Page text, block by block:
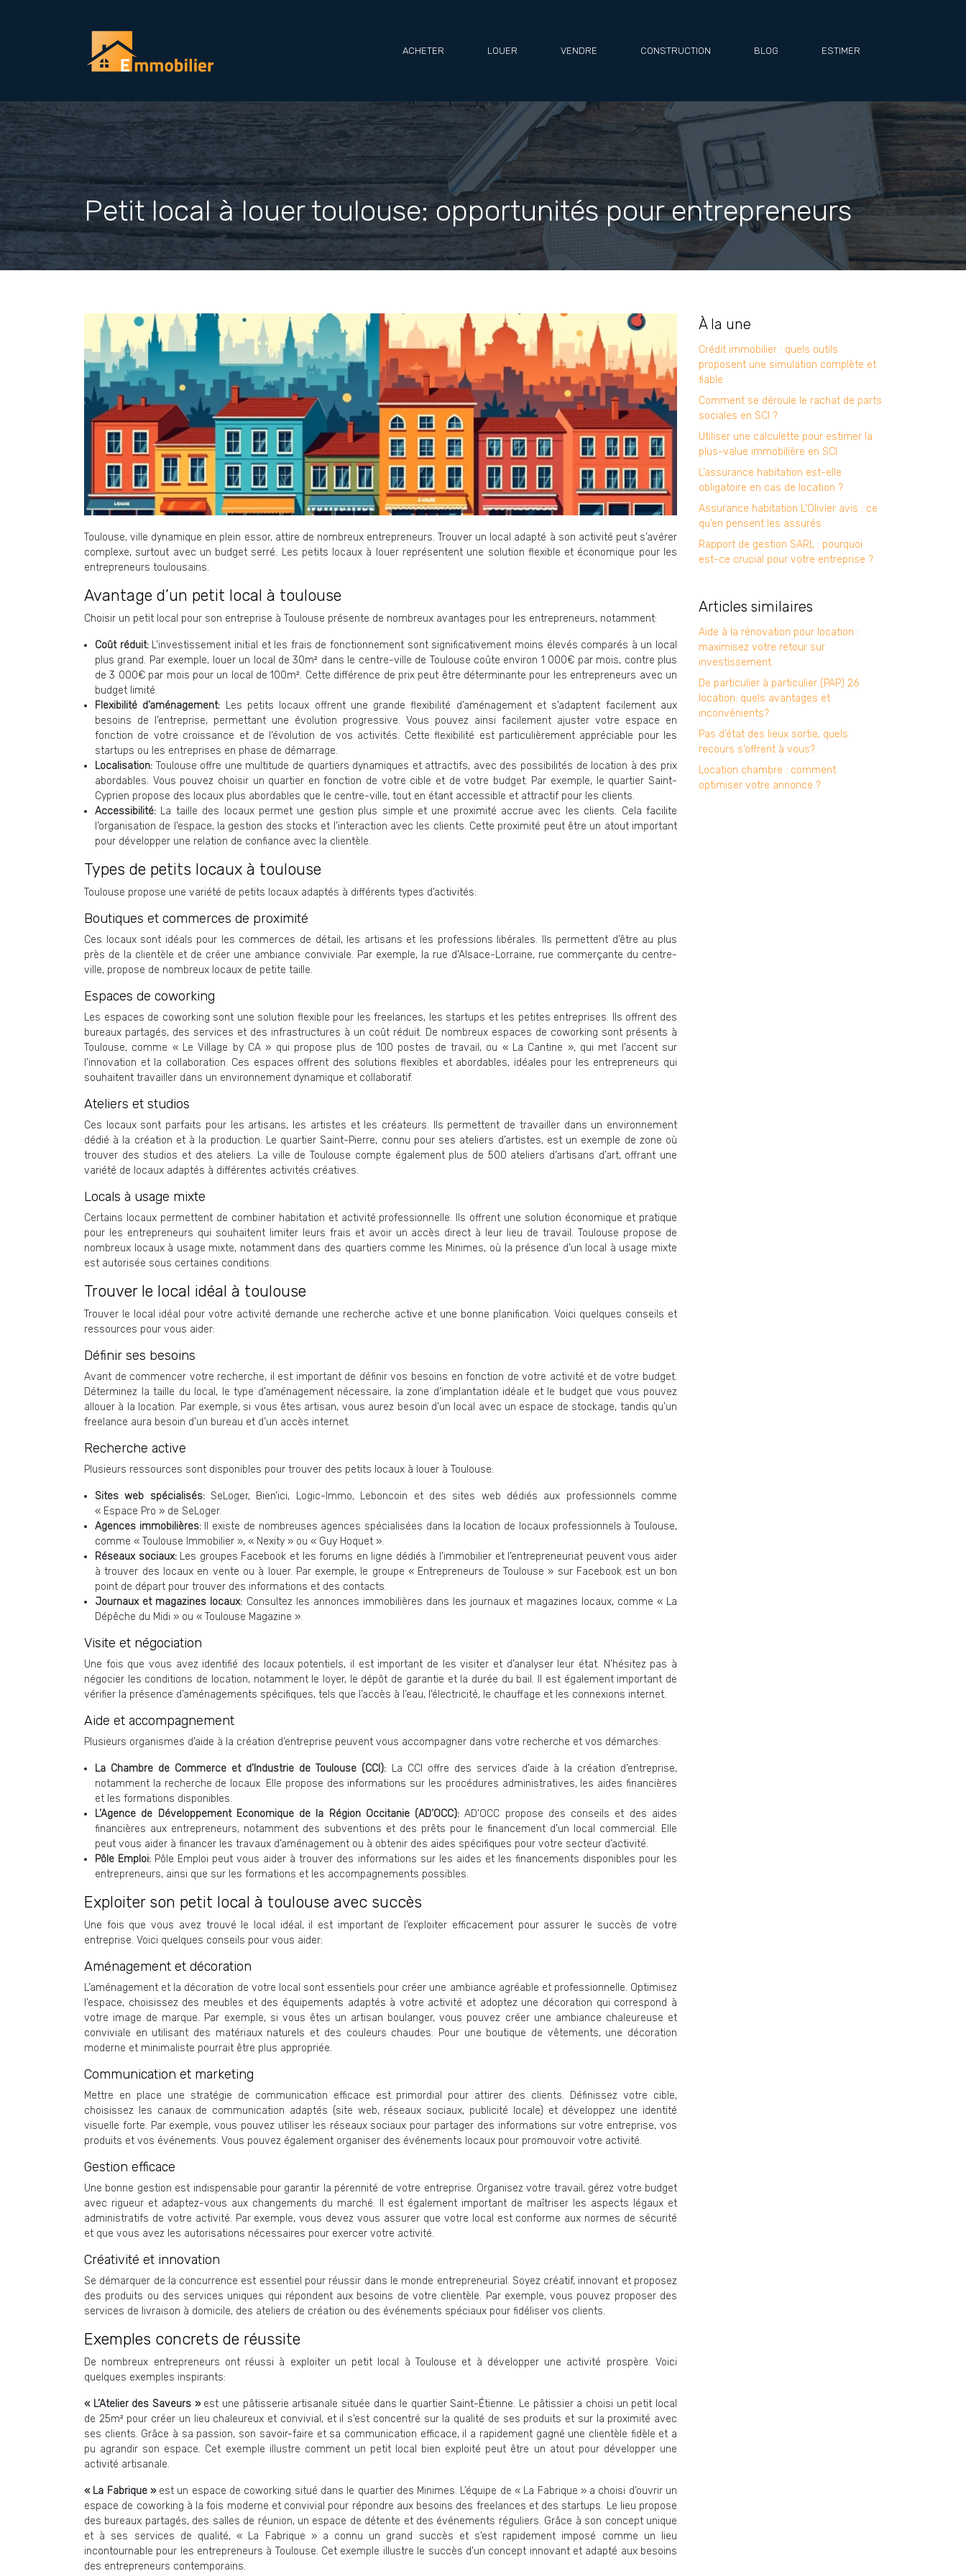
ACHETER LOUER VENDRE CONSTRUCTION BLOG ESTIMER
Petit local à louer toulouse: opportunités pour entrepreneurs
Toulouse, ville dynamique en plein essor, attire de nombreux entrepreneurs. Trouver un local adapté à son activité peut s’avérer
complexe, surtout avec un budget serré. Les petits locaux à louer représentent une solution flexible et économique pour les
entrepreneurs toulousains.
Avantage d’un petit local à toulouse
Choisir un petit local pour son entreprise à Toulouse présente de nombreux avantages pour les entrepreneurs, notamment:
Coût réduit: L’investissement initial et les frais de fonctionnement sont significativement moins élevés comparés à un local
plus grand. Par exemple, louer un local de 30m² dans le centre-ville de Toulouse coûte environ 1 000€ par mois, contre plus
de 3 000€ par mois pour un local de 100m². Cette différence de prix peut être déterminante pour les entrepreneurs avec un
budget limité.
Flexibilité d’aménagement: Les petits locaux offrent une grande flexibilité d’aménagement et s’adaptent facilement aux
besoins de l’entreprise, permettant une évolution progressive. Vous pouvez ainsi facilement ajuster votre espace en
fonction de votre croissance et de l’évolution de vos activités. Cette flexibilité est particulièrement appréciable pour les
startups ou les entreprises en phase de démarrage.
Localisation: Toulouse offre une multitude de quartiers dynamiques et attractifs, avec des possibilités de location à des prix
abordables. Vous pouvez choisir un quartier en fonction de votre cible et de votre budget. Par exemple, le quartier Saint-
Cyprien propose des locaux plus abordables que le centre-ville, tout en étant accessible et attractif pour les clients.
Accessibilité: La taille des locaux permet une gestion plus simple et une proximité accrue avec les clients. Cela facilite
l’organisation de l’espace, la gestion des stocks et l’interaction avec les clients. Cette proximité peut être un atout important
pour développer une relation de confiance avec la clientèle.
Types de petits locaux à toulouse
Toulouse propose une variété de petits locaux adaptés à différents types d’activités:
Boutiques et commerces de proximité
Ces locaux sont idéals pour les commerces de détail, les artisans et les professions libérales. Ils permettent d’être au plus
près de la clientèle et de créer une ambiance conviviale. Par exemple, la rue d’Alsace-Lorraine, rue commerçante du centre-
ville, propose de nombreux locaux de petite taille.
Espaces de coworking
Les espaces de coworking sont une solution flexible pour les freelances, les startups et les petites entreprises. Ils offrent des
bureaux partagés, des services et des infrastructures à un coût réduit. De nombreux espaces de coworking sont présents à
Toulouse, comme « Le Village by CA » qui propose plus de 100 postes de travail, ou « La Cantine », qui met l’accent sur
l’innovation et la collaboration. Ces espaces offrent des solutions flexibles et abordables, idéales pour les entrepreneurs qui
souhaitent travailler dans un environnement dynamique et collaboratif.
Ateliers et studios
Ces locaux sont parfaits pour les artisans, les artistes et les créateurs. Ils permettent de travailler dans un environnement
dédié à la création et à la production. Le quartier Saint-Pierre, connu pour ses ateliers d’artistes, est un exemple de zone où
trouver des studios et des ateliers. La ville de Toulouse compte également plus de 500 ateliers d’artisans d’art, offrant une
variété de locaux adaptés à différentes activités créatives.
Locals à usage mixte
Certains locaux permettent de combiner habitation et activité professionnelle. Ils offrent une solution économique et pratique
pour les entrepreneurs qui souhaitent limiter leurs frais et avoir un accès direct à leur lieu de travail. Toulouse propose de
nombreux locaux à usage mixte, notamment dans des quartiers comme les Minimes, où la présence d’un local à usage mixte
est autorisée sous certaines conditions.
Trouver le local idéal à toulouse
Trouver le local idéal pour votre activité demande une recherche active et une bonne planification. Voici quelques conseils et
ressources pour vous aider:
Définir ses besoins
Avant de commencer votre recherche, il est important de définir vos besoins en fonction de votre activité et de votre budget.
Déterminez la taille du local, le type d’aménagement nécessaire, la zone d’implantation idéale et le budget que vous pouvez
allouer à la location. Par exemple, si vous êtes artisan, vous aurez besoin d’un local avec un espace de stockage, tandis qu’un
freelance aura besoin d’un bureau et d’un accès internet.
Recherche active
Plusieurs ressources sont disponibles pour trouver des petits locaux à louer à Toulouse:
Sites web spécialisés:SeLoger, Bien’ici, Logic-Immo, Leboncoin et des sites web dédiés aux professionnels comme
« Espace Pro » de SeLoger.
Agences immobilières:
Il existe de nombreuses agences spécialisées dans la location de locaux professionnels à Toulouse,
comme « Toulouse Immobilier », « Nexity » ou « Guy Hoquet ».
Réseaux sociaux: Les groupes Facebook et les forums en ligne dédiés à l’immobilier et l’entrepreneuriat peuvent vous aider
à trouver des locaux en vente ou à louer. Par exemple, le groupe « Entrepreneurs de Toulouse » sur Facebook est un bon
point de départ pour trouver des informations et des contacts.
Journaux et magazines locaux: Consultez les annonces immobilières dans les journaux et magazines locaux, comme « La
Dépêche du Midi » ou « Toulouse Magazine ».
Visite et négociation
Une fois que vous avez identifié des locaux potentiels, il est important de les visiter et d’analyser leur état. N’hésitez pas à
négocier les conditions de location, notamment le loyer, le dépôt de garantie et la durée du bail. Il est également important de
vérifier la présence d’aménagements spécifiques, tels que l’accès à l’eau, l’électricité, le chauffage et les connexions internet.
Aide et accompagnement
Plusieurs organismes d’aide à la création d’entreprise peuvent vous accompagner dans votre recherche et vos démarches:
La Chambre de Commerce et d’Industrie de Toulouse (CCI): La CCI offre des services d’aide à la création d’entreprise,
notamment la recherche de locaux. Elle propose des informations sur les procédures administratives, les aides financières
et les formations disponibles.
L’Agence de Développement Economique de la Région Occitanie (AD’OCC):AD’OCC propose des conseils et des aides
financières aux entrepreneurs, notamment des subventions et des prêts pour le financement d’un local commercial. Elle
peut vous aider à financer les travaux d’aménagement ou à obtenir des aides spécifiques pour votre secteur d’activité.
Pôle Emploi: Pôle Emploi peut vous aider à trouver des informations sur les aides et les financements disponibles pour les
entrepreneurs, ainsi que sur les formations et les accompagnements possibles.
Exploiter son petit local à toulouse avec succès
Une fois que vous avez trouvé le local idéal, il est important de l’exploiter efficacement pour assurer le succès de votre
entreprise. Voici quelques conseils pour vous aider:
Aménagement et décoration
L’aménagement et la décoration de votre local sont essentiels pour créer une ambiance agréable et professionnelle. Optimisez
l’espace, choisissez des meubles et des équipements adaptés à votre activité et adoptez une décoration qui correspond à
votre image de marque. Par exemple, si vous êtes un artisan boulanger, vous pouvez créer une ambiance chaleureuse et
conviviale en utilisant des matériaux naturels et des couleurs chaudes. Pour une boutique de vêtements, une décoration
moderne et minimaliste pourrait être plus appropriée.
Communication et marketing
Mettre en place une stratégie de communication efficace est primordial pour attirer des clients. Définissez votre cible,
choisissez les canaux de communication adaptés (site web, réseaux sociaux, publicité locale) et développez une identité
visuelle forte. Par exemple, vous pouvez utiliser les réseaux sociaux pour partager des informations sur votre entreprise, vos
produits et vos événements. Vous pouvez également organiser des événements locaux pour promouvoir votre activité.
Gestion efficace
Une bonne gestion est indispensable pour garantir la pérennité de votre entreprise. Organisez votre travail, gérez votre budget
avec rigueur et adaptez-vous aux changements du marché. Il est également important de maîtriser les aspects légaux et
administratifs de votre activité. Par exemple, vous devez vous assurer que votre local est conforme aux normes de sécurité
et que vous avez les autorisations nécessaires pour exercer votre activité.
Créativité et innovation
Se démarquer de la concurrence est essentiel pour réussir dans le monde entrepreneurial. Soyez créatif, innovant et proposez
des produits ou des services uniques qui répondent aux besoins de votre clientèle. Par exemple, vous pouvez proposer des
services de livraison à domicile, des ateliers de création ou des événements spéciaux pour fidéliser vos clients.
Exemples concrets de réussite
De nombreux entrepreneurs ont réussi à exploiter un petit local à Toulouse et à développer une activité prospère. Voici
quelques exemples inspirants:
« L’Atelier des Saveurs » est une pâtisserie artisanale située dans le quartier Saint-Étienne. Le pâtissier a choisi un petit local
de 25m² pour créer un lieu chaleureux et convivial, et il s’est concentré sur la qualité de ses produits et sur la proximité avec
ses clients. Grâce à sa passion, son savoir-faire et sa communication efficace, il a rapidement gagné une clientèle fidèle et a
pu agrandir son espace. Cet exemple illustre comment un petit local bien exploité peut être un atout pour développer une
activité artisanale.
« La Fabrique » est un espace de coworking situé dans le quartier des Minimes. L’équipe de « La Fabrique » a choisi d’ouvrir un
espace de coworking à la fois moderne et convivial pour répondre aux besoins des freelances et des startups. Le lieu propose
des bureaux partagés, des salles de réunion, un espace de détente et des événements réguliers. Grâce à son concept unique
et à ses services de qualité, « La Fabrique » a connu un grand succès et s’est rapidement imposé comme un lieu
incontournable pour les entrepreneurs à Toulouse. Cet exemple illustre le succès d’un concept innovant et adapté aux besoins
des entrepreneurs contemporains.
À la une
Crédit immobilier : quels outils
proposent une simulation complète et
fiable
Comment se déroule le rachat de parts
sociales en SCI ?
Utiliser une calculette pour estimer la
plus-value immobilière en SCI
L’assurance habitation est-elle
obligatoire en cas de location ?
Assurance habitation L’Olivier avis : ce
qu’en pensent les assurés
Rapport de gestion SARL : pourquoi
est-ce crucial pour votre entreprise ?
Articles similaires
Aide à la rénovation pour location :
maximisez votre retour sur
investissement.
De particulier à particulier (PAP) 26
location: quels avantages et
inconvénients?
Pas d’état des lieux sortie, quels
recours s’offrent à vous?
Location chambre : comment
optimiser votre annonce ?